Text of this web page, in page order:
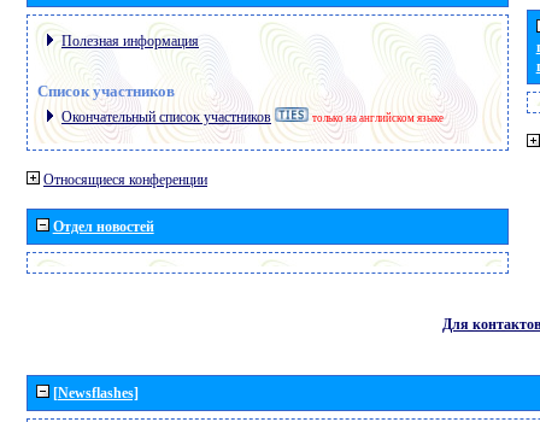
Полезная информация
Список участников
Окончательный список участников только на английском языке
Относящиеся конференции
Отдел новостей
Для контактов
[Newsflashes]